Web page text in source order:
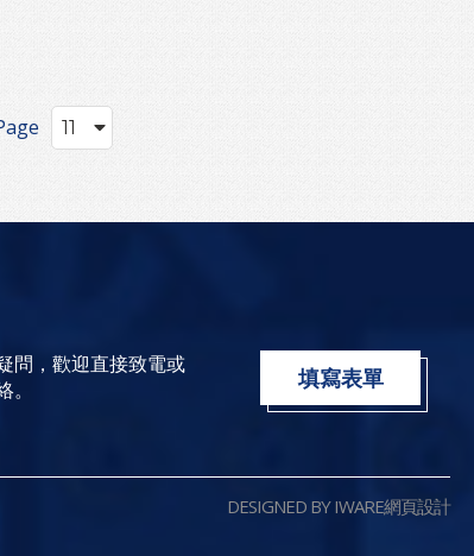
問，歡迎直接致電或
填寫表單
DESIGNED BY IWARE網頁設計